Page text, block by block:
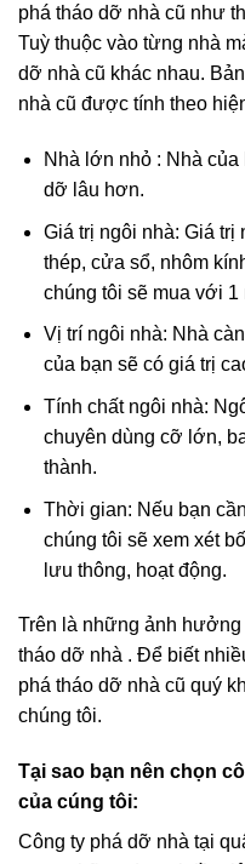
phá tháo dỡ nhà cũ như
Tuỳ thuộc vào từng nhà
dỡ nhà cũ khác nhau.
nhà cũ được tính theo
Nhà lớn nhỏ : Nhà
dỡ lâu hơn.
Giá trị ngôi nhà: Giá trị
thép, cửa sổ, nhôm
chúng tôi sẽ mua với 1
Vị trí ngôi nhà: Nhà
của bạn sẽ có giá trị
Tính chất ngôi nhà:
chuyên dùng cỡ lớn,
thành.
Thời gian: Nếu bạn
chúng tôi sẽ xem xét
lưu thông, hoạt động.
Trên là những ảnh
tháo dỡ nhà . Để biết
phá tháo dỡ nhà cũ quý
chúng tôi.
Tại sao bạn nên chọn
của cúng tôi:
Công ty phá dỡ nhà tại